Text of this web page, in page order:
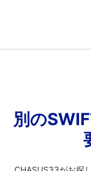
別の